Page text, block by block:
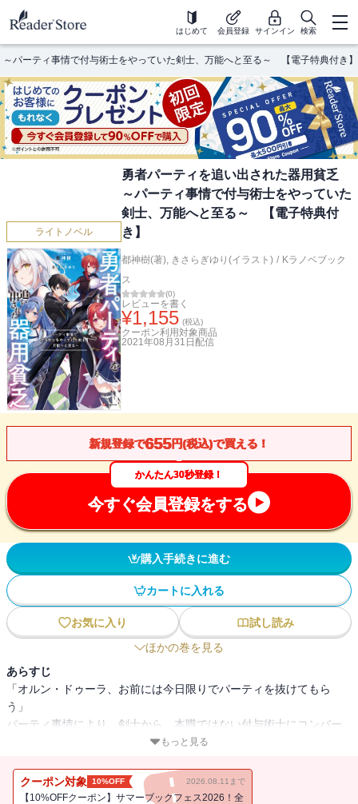
はじめて 会員登録 サインイン 検索
パーティ事情で付与術士をやっていた剣士、万能へと至る～ 【電子特典付き】
ライトノベル
勇者パーティを追い出された器用貧乏
～パーティ事情で付与術士をやっていた
剣士、万能へと至る～ 【電子特典付
き】
都神樹(著), きさらぎゆり(イラスト) / Kラノベブック
ス
(0)
レビューを書く
¥1,155 (税込)
クーポン利用対象商品
2021年08月31日 配信
新規登録で655円(税込)で買える！
かんたん30秒登録！
今すぐ会員登録をする
購入手続きに進む
カートに入れる
お気に入り
試し読み
ほかの巻を見る
あらすじ
「オルン・ドゥーラ、お前には今日限りでパーティを抜けてもら
う」
パーティ事情により、剣士から、本職ではない付与術士にコンバー
告だった。
身体能力も、使用できる魔術も平均的で、突出するものを持たない
もっと見る
クーポン対象 10%OFF 2026.08.11まで
【10%OFFクーポン】サマーブックフェス2026！全